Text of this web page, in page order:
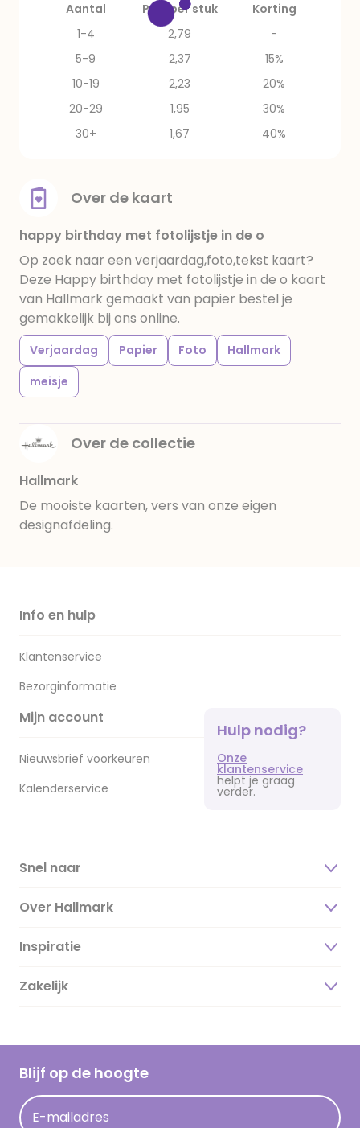
Aantal Prijs per stuk
Korting
1-4
2,79
-
5-9
2,37
15%
10-19
2,23
20%
20-29
1,95
30%
30+
1,67 40%
Over de kaart
happy birthday met fotolijstje in de o
Op zoek naar een verjaardag,foto,tekst kaart?
Deze Happy birthday met fotolijstje in de o kaart
van Hallmark gemaakt van papier bestel je
gemakkelijk bij ons online.
Verjaardag Papier Foto
Hallmark
meisje
Over de collectie
Hallmark
De mooiste kaarten, vers van onze eigen
designafdeling.
Info en hulp
Klantenservice
Bezorginformatie
Mijn account
Nieuwsbrief voorkeuren
Kalenderservice
Hulp nodig?
Onze
klantenservice
helpt je graag
verder.
Snel naar
Over Hallmark
Over ons
Duurzaamheid
Hallmark Kaartclub
Acties
Inspiratie
Magazine
Cadeau inspiratie
Kaartinspiratie
Zakelijk
Blijf op de hoogte
E-mailadres